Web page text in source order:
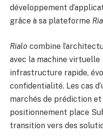
développement
grâce à sa plateforme
Rialo combine
avec la machine virtuelle
infrastructure rapide,
confidentialité. Les cas
marchés de prédiction et
positionnement place
transition vers des